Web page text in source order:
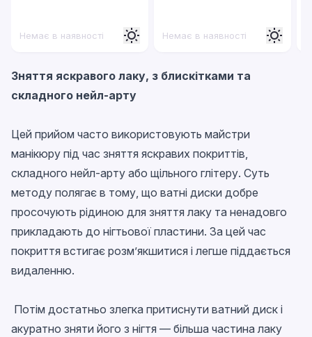
Немає в наявності Немає в наявності
Зняття яскравого лаку, з блискітками та
складного нейл-арту
Цей прийом часто використовують майстри
манікюру під час зняття яскравих покриттів,
складного нейл-арту або щільного глітеру. Суть
методу полягає в тому, що ватні диски добре
просочують рідиною для зняття лаку та ненадовго
прикладають до нігтьової пластини. За цей час
покриття встигає розм’якшитися і легше піддається
видаленню.
Потім достатньо злегка притиснути ватний диск і
акуратно зняти його з нігтя — більша частина лаку